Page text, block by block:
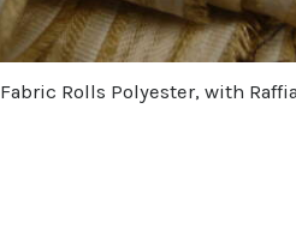
Fabric Rolls Polyester, with